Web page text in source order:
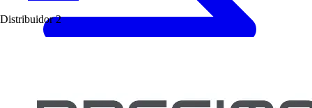
Distribuidor 2